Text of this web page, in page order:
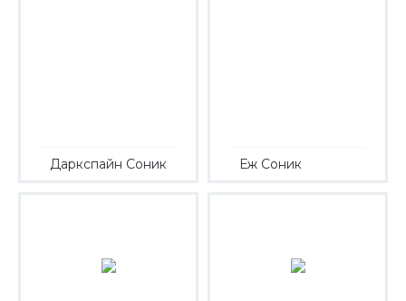
Даркспайн Соник Еж Соник